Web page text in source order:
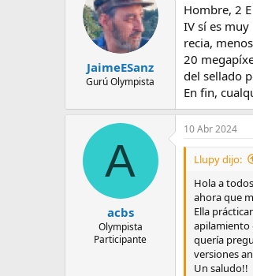
JaimeESanz
Gurú Olympista
Hombre, 2
IV sí es
recia,
20
del sellado
En fin,
A
acbs
Olympista
Participante
10 Abr 2024
Llupy dijo:
Hola a
ahora que
Ella
apilamiento
quería
versiones
Un saludo!!